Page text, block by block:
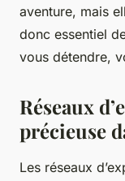
aventure, mais
donc essentiel
vous détendre,
Réseaux
précieuse
Les réseaux